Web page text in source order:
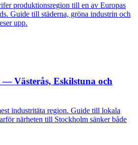
produktionsregion till en av Europas
Guide till städerna, gröna industrin och
upp.
Västerås, Eskilstuna och
industritäta region. Guide till lokala
närheten till Stockholm sänker både